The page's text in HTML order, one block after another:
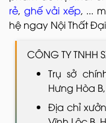
rẻ, ghế vải xếp, ...
hệ ngay Nội Thất
CÔNG TY TNHH
Trụ sở
Hưng Hòa
Địa chỉ